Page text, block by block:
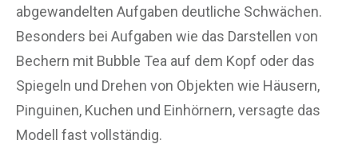
abgewandelten Aufgaben deutliche Schwächen.
Besonders bei Aufgaben wie das Darstellen von
Bechern mit Bubble Tea auf dem Kopf oder das
Spiegeln und Drehen von Objekten wie Häusern,
Pinguinen, Kuchen und Einhörnern, versagte das
Modell fast vollständig.